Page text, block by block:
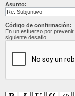
Asunto:
Código de confirmación:
En un esfuerzo por
siguiente desafio.